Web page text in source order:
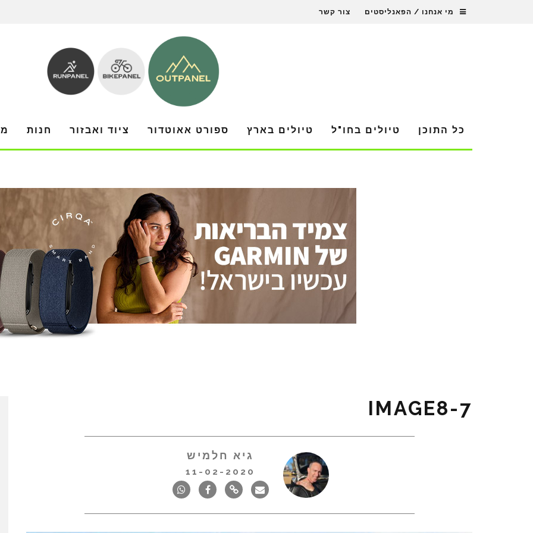
מי אנחנו / הפאנליסטים צור קשר
כל התוכן טיולים בחו"ל טיולים בארץ ספורט אאוטדור ציוד ואבזור חנות
7-IMAGE8
גיא חלמיש
11-02-2020